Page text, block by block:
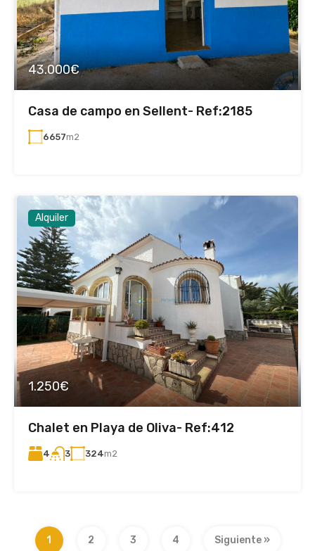
43.000€
Casa de campo en Sellent- Ref:2185
6657m2
Alquiler
1.250€
Chalet en Playa de Oliva- Ref:412
4 3 324m2
1 2 3 4 Siguiente »